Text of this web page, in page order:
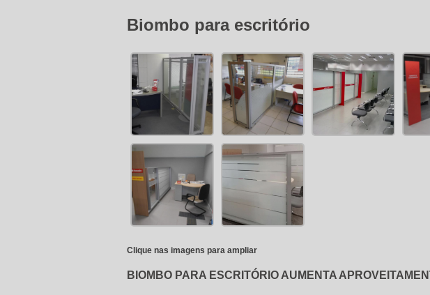
Biombo para escritório
Clique nas imagens para ampliar
BIOMBO PARA ESCRITÓRIO AUMENTA